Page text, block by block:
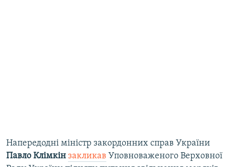
Напередодні міністр закордонних справ України
Павло Клімкін закликав Уповноваженого Верховної